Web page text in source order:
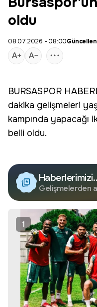
oldu
08.07.2026 - 08:00
BURSASPOR
dakika gelişmeleri
kampında yapacağı
belli oldu.
Haberlerimizi
Google'da
Edin
Gelişmelerden
1